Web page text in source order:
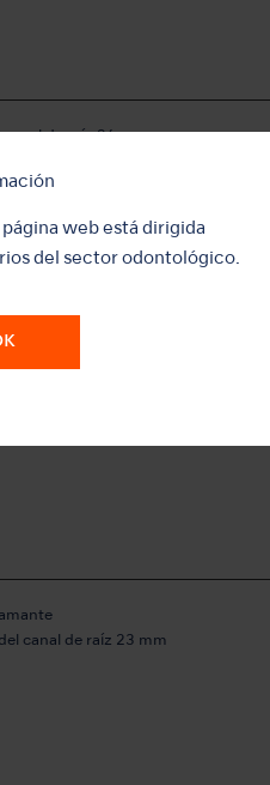
web está dirigida
del sector odontológico.
canal de raíz 26 mm
canal de raíz 23 mm